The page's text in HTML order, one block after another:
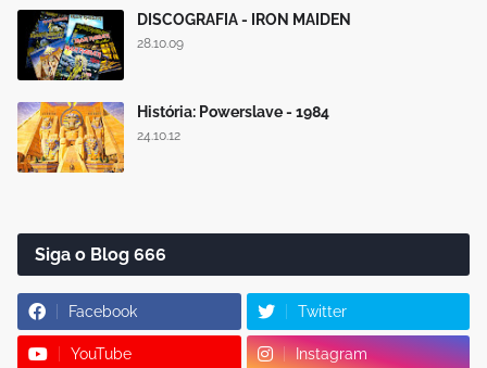
DISCOGRAFIA - IRON MAIDEN
28.10.09
História: Powerslave - 1984
24.10.12
Siga o Blog 666
Facebook Twitter
YouTube Instagram